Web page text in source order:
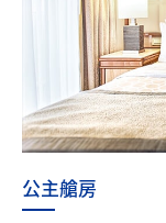
公主艙房